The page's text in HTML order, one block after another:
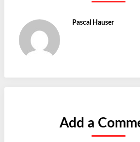
Pascal Hauser
Add a